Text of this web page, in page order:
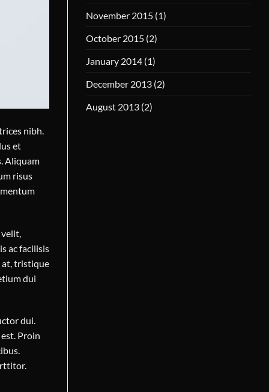
nibh.
et
Aliquam
risus
ac facilisis
at, tristique
dui
dui.
Proin
November 2015 (1)
October 2015 (2)
January 2014 (1)
December 2013 (2)
August 2013 (2)